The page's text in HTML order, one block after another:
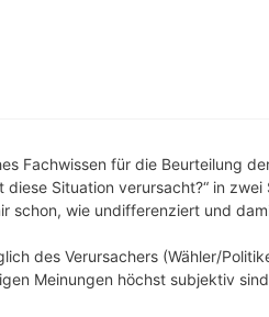
Fachwissen für die Beurteilung
diese Situation verursacht?“ in
schon, wie undifferenziert und
des Verursachers (Wähler/
Meinungen höchst subjektiv